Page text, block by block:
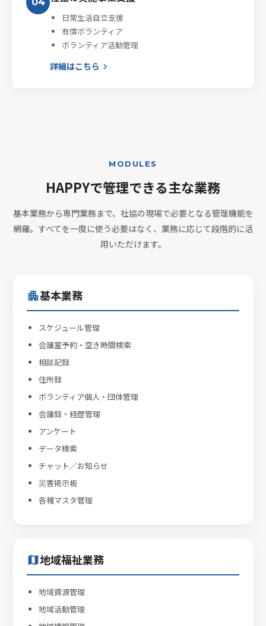
日常生活自立支援
有償ボランティア
ボランティア活動管理
詳細はこちら keyboard_arrow_right
MODULES
HAPPYで管理できる主な業務
基本業務から専門業務まで、社協の現場で必要となる管理機能を
網羅。すべてを一度に使う必要はなく、業務に応じて段階的に活
用いただけます。
apartment基本業務
スケジュール管理
会議室予約・空き時間検索
相談記録
住所録
ボランティア個人・団体管理
会議録・経歴管理
アンケート
データ検索
チャット／お知らせ
災害掲示板
各種マスタ管理
map地域福祉業務
地域資源管理
地域活動管理